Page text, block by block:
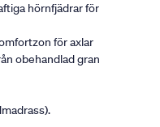
hörnfjädrar för
för axlar
obehandlad gran